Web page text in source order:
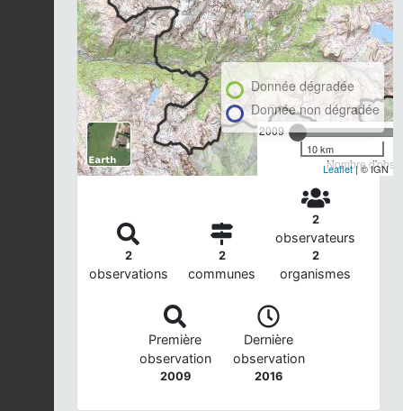
2009
Nombre
Donnée dégradée
Donnée non dégradée
10 km
Leaflet| © IGN
2
observations
2
communes
2
observateurs
2
organismes
Première
observation
2009
Dernière
observation
2016